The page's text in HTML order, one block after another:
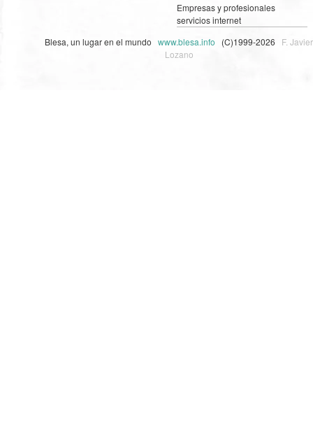
Empresas y profesionales
servicios internet
Blesa, un lugar en el mundo www.blesa.info (C)1999-2026 F. Javier
Lozano